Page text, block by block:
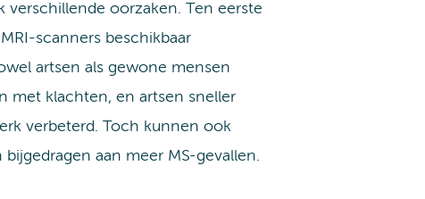
oorzaken. Ten eerste
scanners beschikbaar
artsen als gewone mensen
met klachten, en artsen sneller
verbeterd. Toch kunnen ook
aan meer MS-gevallen.